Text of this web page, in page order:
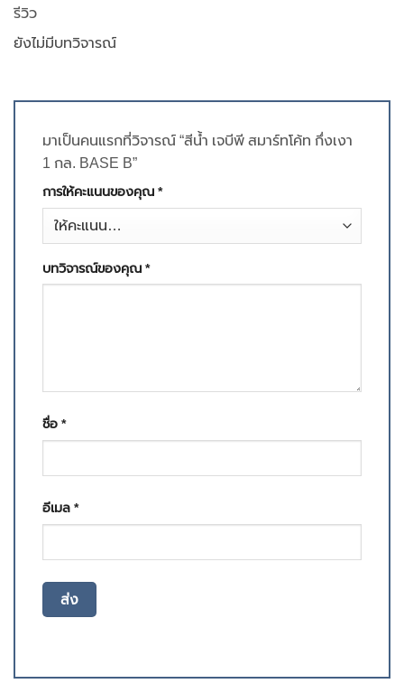
รีวิว
ยังไม่มีบทวิจารณ์
มาเป็นคนแรกที่วิจารณ์ “สีน้ำ เจบีพี สมาร์ทโค้ท กึ่งเงา
1 กล. BASE B”
การให้คะแนนของคุณ *
บทวิจารณ์ของคุณ *
ชื่อ *
อีเมล *